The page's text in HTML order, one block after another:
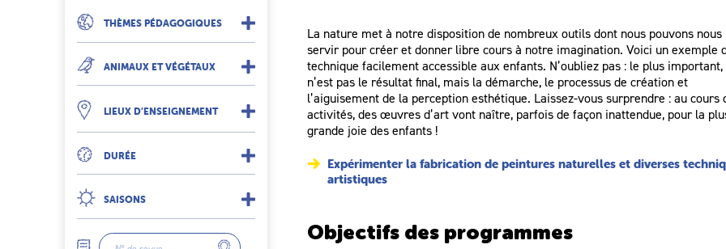
THÈMES PÉDAGOGIQUES
ANIMAUX ET VÉGÉTAUX
LIEUX D’ENSEIGNEMENT
DURÉE
SAISONS
La nature met à notre disposition de nombreux outils dont nous pouvons nous
servir pour créer et donner libre cours à notre imagination. Voici un exemple
technique facilement accessible aux enfants. N’oubliez pas : le plus important,
n’est pas le résultat final, mais la démarche, le processus de création et
l’aiguisement de la perception esthétique. Laissez-vous surprendre : au cours
activités, des œuvres d’art vont naître, parfois de façon inattendue, pour la
grande joie des enfants !
Expérimenter la fabrication de peintures naturelles et diverses
artistiques
Objectifs des programmes